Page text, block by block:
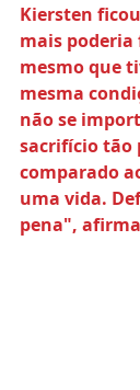
Kiersten
mais poderia
mesmo que
mesma
não se
sacrifício tão
comparado
uma vida.
pena",